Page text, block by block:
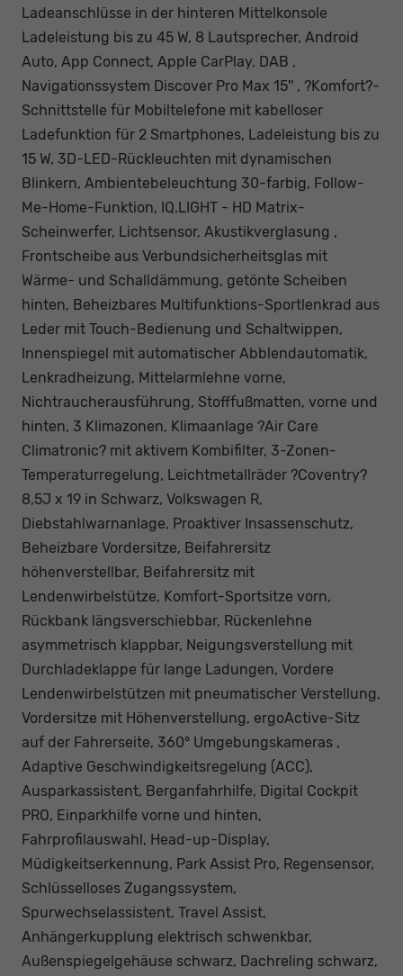
Ladeanschlüsse in der hinteren Mittelkonsole
Ladeleistung bis zu 45 W, 8 Lautsprecher, Android
Auto, App Connect, Apple CarPlay, DAB ,
Navigationssystem Discover Pro Max 15'' , ?Komfort?-
Schnittstelle für Mobiltelefone mit kabelloser
Ladefunktion für 2 Smartphones, Ladeleistung bis zu
15 W, 3D-LED-Rückleuchten mit dynamischen
Blinkern, Ambientebeleuchtung 30-farbig, Follow-
Me-Home-Funktion, IQ.LIGHT - HD Matrix-
Scheinwerfer, Lichtsensor, Akustikverglasung ,
Frontscheibe aus Verbundsicherheitsglas mit
Wärme- und Schalldämmung, getönte Scheiben
hinten, Beheizbares Multifunktions-Sportlenkrad aus
Leder mit Touch-Bedienung und Schaltwippen,
Innenspiegel mit automatischer Abblendautomatik,
Lenkradheizung, Mittelarmlehne vorne,
Nichtraucherausführung, Stofffußmatten, vorne und
hinten, 3 Klimazonen, Klimaanlage ?Air Care
Climatronic? mit aktivem Kombifilter, 3-Zonen-
Temperaturregelung, Leichtmetallräder ?Coventry?
8,5J x 19 in Schwarz, Volkswagen R,
Diebstahlwarnanlage, Proaktiver Insassenschutz,
Beheizbare Vordersitze, Beifahrersitz
höhenverstellbar, Beifahrersitz mit
Lendenwirbelstütze, Komfort-Sportsitze vorn,
Rückbank längsverschiebbar, Rückenlehne
asymmetrisch klappbar, Neigungsverstellung mit
Durchladeklappe für lange Ladungen, Vordere
Lendenwirbelstützen mit pneumatischer Verstellung,
Vordersitze mit Höhenverstellung, ergoActive-Sitz
auf der Fahrerseite, 360° Umgebungskameras ,
Adaptive Geschwindigkeitsregelung (ACC),
Ausparkassistent, Berganfahrhilfe, Digital Cockpit
PRO, Einparkhilfe vorne und hinten,
Fahrprofilauswahl, Head-up-Display,
Müdigkeitserkennung, Park Assist Pro, Regensensor,
Schlüsselloses Zugangssystem,
Spurwechselassistent, Travel Assist,
Anhängerkupplung elektrisch schwenkbar,
Außenspiegelgehäuse schwarz, Dachreling schwarz,